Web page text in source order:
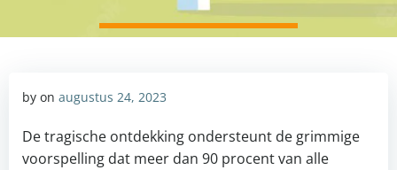
by on augustus 24, 2023
De tragische ontdekking ondersteunt de grimmige
voorspelling dat meer dan 90 procent van alle